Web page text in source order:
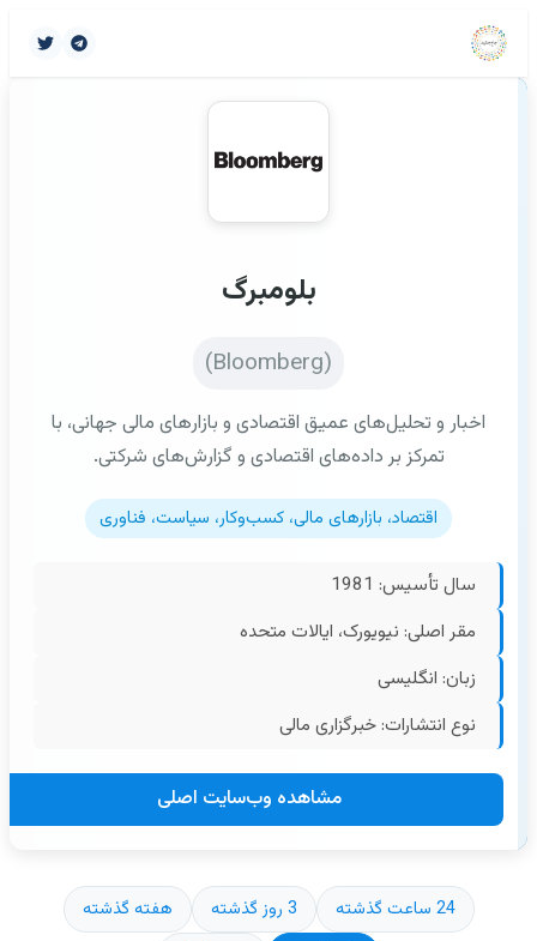
بلومبرگ
(Bloomberg)
اخبار و تحلیل‌های عمیق اقتصادی و بازارهای مالی جهانی، با
تمرکز بر داده‌های اقتصادی و گزارش‌های شرکتی.
اقتصاد، بازارهای مالی، کسب‌وکار، سیاست، فناوری
سال تأسیس: 1981
مقر اصلی: نیویورک، ایالات متحده
زبان: انگلیسی
نوع انتشارات: خبرگزاری مالی
مشاهده وب‌سایت اصلی
24 ساعت گذشته 3 روز گذشته
هفته گذشته